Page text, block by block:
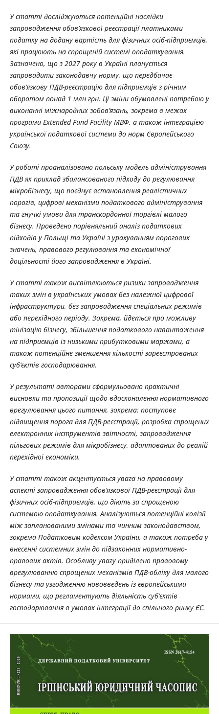
У статті досліджуються потенційні наслідки
запровадження обов’язкової реєстраціїплатниками
податку на додану вартість для фізичних осіб-підприємців,
які працюють на спрощеній системі оподаткування.
Зазначено, що з 2027 року в Україні планується
запровадити законодавчу норму, що передбачає
обов’язкову ПДВ-реєстрацію для підприємців з річним
оборотом понад 1 млн грн. Ці зміни обумовлені потребою у
виконанні міжнародних зобов’язань, зокрема в межах
програми Extended Fund Facility МВФ, а також інтеграцією
української податкової системи до норм Європейського
Союзу.
У роботі проаналізовано польську модель адміністрування
ПДВ як приклад збалансованого підходу до регулювання
мікробізнесу, що поєднує встановлення реалістичних
порогів, цифрові механізми податкового адміністрування
та гнучкі умови для транскордонної торгівлі малого
бізнесу. Проведено порівняльний аналіз податкових
підходів у Польщі та Україні з урахуванням порогових
значень, правового регулювання та економічної
доцільності його запровадження в Україні.
У статті також висвітлюються ризики запровадження
таких змін в українських умовах без належної цифрової
інфраструктури, без запровадження спеціальних режимів
або перехідного періоду. Зокрема, йдеться про можливу
тінізацію бізнесу, збільшення податкового навантаження
на підприємців із низькими прибутковими маржами, а
також потенційне зменшення кількості зареєстрованих
суб’єктів господарювання.
У результаті авторами сформульовано практичні
висновки та пропозиції щодо вдосконалення нормативного
врегулювання цього питання, зокрема: поступове
підвищення порога для ПДВ-реєстрації, розробка спрощених
електронних інструментів звітності, запровадження
пільгових режимів для мікробізнесу, адаптованих до реалій
перехідної економіки.
У статті також акцентується увага на правовому
аспекті запровадження обов’язкової ПДВ-реєстрації для
фізичних осіб-підприємців, що діють за спрощеною
системою оподаткування. Аналізуються потенційні колізії
між запланованими змінами та чинним законодавством,
зокрема Податковим кодексом України, а також потреба у
внесенні системних змін до підзаконних нормативно-
правових актів. Особливу увагу приділено правовому
врегулюванню спрощених механізмів ПДВ-обліку для малого
бізнесу та узгодженню нововведень із європейськими
нормами, що регламентують діяльність суб’єктів
господарювання в умовах інтеграції до спільного ринку ЄС.